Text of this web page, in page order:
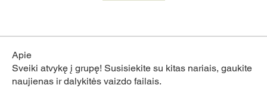
Apie
Sveiki atvykę į grupę! Susisiekite su kitas nariais, gaukite
naujienas ir dalykitės vaizdo failais.